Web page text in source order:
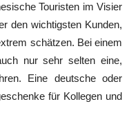
Touristen im Visier
den wichtigsten Kunden,
schätzen. Bei einem
nur sehr selten eine,
Eine deutsche oder
für Kollegen und